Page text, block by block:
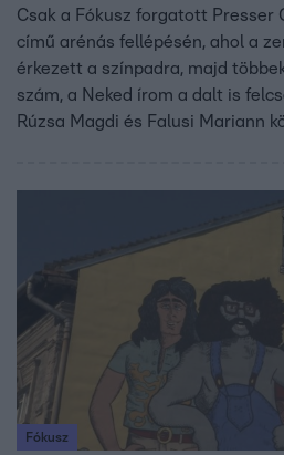
Csak a Fókusz forgatott Presser
című arénás fellépésén, ahol a
érkezett a színpadra, majd
szám, a Neked írom a dalt is
Rúzsa Magdi és Falusi Mariann
Fókusz